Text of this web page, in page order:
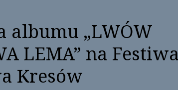
albumu „LWÓW
LEMA” na
Kresów